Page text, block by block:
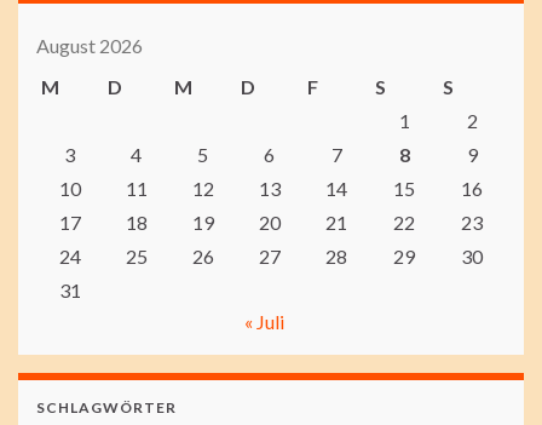
August 2026
M
D M D F S
S
1
2
3
4 5 6 7 8
9
10
11 12 13 14 15
16
17
18 19 20 21 22
23
24
25 26 27 28 29
30
31
« Juli
SCHLAGWÖRTER